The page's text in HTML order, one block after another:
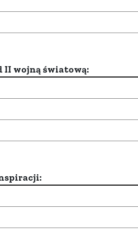
II wojną światową: